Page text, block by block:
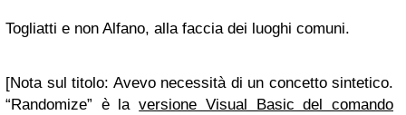
Togliatti e non Alfano, alla faccia dei luoghi comuni.
[Nota sul titolo: Avevo necessità di un concetto sintetico.
“Randomize” è laversione Visual Basic del comando